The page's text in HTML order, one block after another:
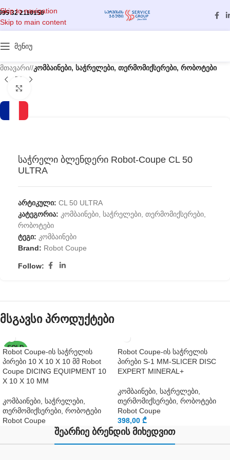
Skip to navigation
Skip to main content
32 2110150
მენიუ
მთავარი/ კომბაინები, საჭრელები, თერმომიქსერები, რობოტები
საჭრელი ბლენდერი Robot-Coupe CL 50
ULTRA
არტიკული: CL 50 ULTRA
კატეგორია: კომბაინები, საჭრელები, თერმომიქსერები,
რობოტები
ტეგი: კომბაინები
Brand: Robot Coupe
Follow:
მსგავსი პროდუქტები
SOLD
OUT
Robot Coupe-ის საჭრელის
პირები 10 X 10 X 10 მმ Robot
Coupe DICING EQUIPMENT 10
X 10 X 10 MM
კომბაინები, საჭრელები,
თერმომიქსერები, რობოტები
Robot Coupe
Robot Coupe-ის საჭრელის
პირები S-1 MM-SLICER DISC
EXPERT MINERAL+
კომბაინები, საჭრელები,
თერმომიქსერები, რობოტები
Robot Coupe
398,00 ₾
შეარჩიე ბრენდის მიხედვით